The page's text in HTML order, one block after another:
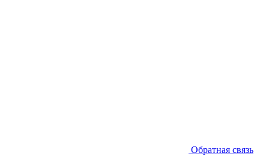
Обратная связь